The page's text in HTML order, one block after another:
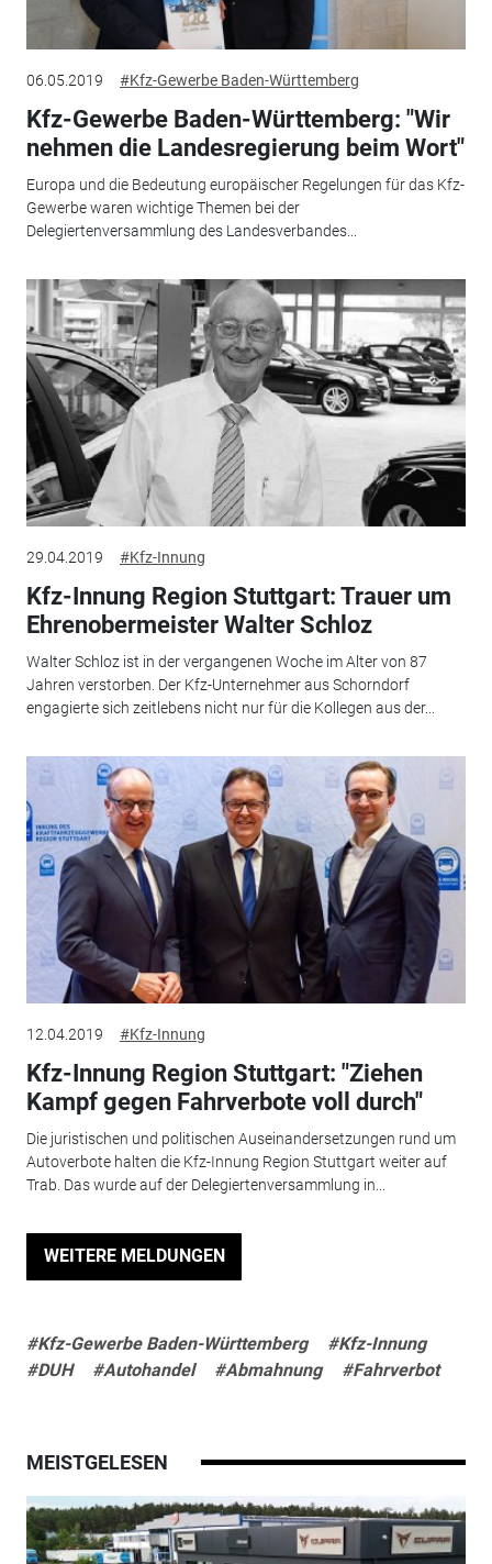
06.05.2019 #Kfz-Gewerbe Baden-Württemberg
Kfz-Gewerbe Baden-Württemberg: "Wir
nehmen die Landesregierung beim Wort"
Europa und die Bedeutung europäischer Regelungen für das Kfz-
Gewerbe waren wichtige Themen bei der
Delegiertenversammlung des Landesverbandes...
29.04.2019 #Kfz-Innung
Kfz-Innung Region Stuttgart: Trauer um
Ehrenobermeister Walter Schloz
Walter Schloz ist in der vergangenen Woche im Alter von 87
Jahren verstorben. Der Kfz-Unternehmer aus Schorndorf
engagierte sich zeitlebens nicht nur für die Kollegen aus der...
12.04.2019 #Kfz-Innung
Kfz-Innung Region Stuttgart: "Ziehen
Kampf gegen Fahrverbote voll durch"
Die juristischen und politischen Auseinandersetzungen rund um
Autoverbote halten die Kfz-Innung Region Stuttgart weiter auf
Trab. Das wurde auf der Delegiertenversammlung in...
WEITERE MELDUNGEN
#Kfz-Gewerbe Baden-Württemberg
#Kfz-Innung
#DUH
#Autohandel #Abmahnung #Fahrverbot
MEISTGELESEN